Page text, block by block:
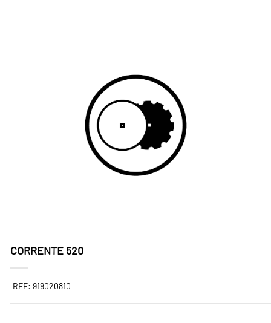
CORRENTE 520
REF: 919020810